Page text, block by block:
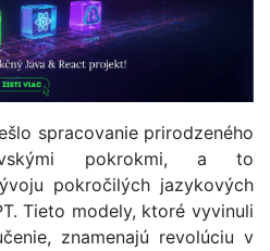
spracovanie prirodzeného
pokrokmi, a to
pokročilých jazykových
Tieto modely, ktoré vyvinuli
znamenajú revolúciu v